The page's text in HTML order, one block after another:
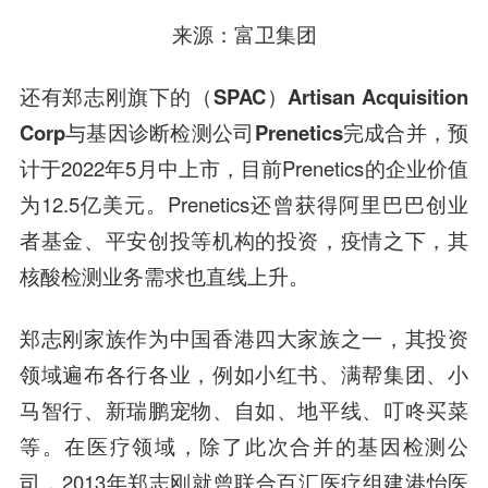
来源：富卫集团
还有郑志刚旗下的（SPAC）Artisan Acquisition
Corp与基因诊断检测公司Prenetics完成合并，预
计于2022年5月中上市，目前Prenetics的企业价值
为12.5亿美元。Prenetics还曾获得阿里巴巴创业
者基金、平安创投等机构的投资， 疫情之下，其
核酸检测业务需求也直线上升。
郑志刚家族作为中国香港四大家族之一，其投资
领域遍布各行各业，例如小红书、满帮集团、小
马智行、新瑞鹏宠物、自如、地平线、叮咚买菜
等。在医疗领域，除了此次合并的基因检测公
司，2013年郑志刚就曾联合百汇医疗组建港怡医